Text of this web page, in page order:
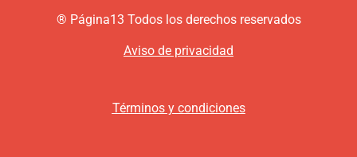
® Página13 Todos los derechos reservados
Aviso de privacidad
Términos y condiciones